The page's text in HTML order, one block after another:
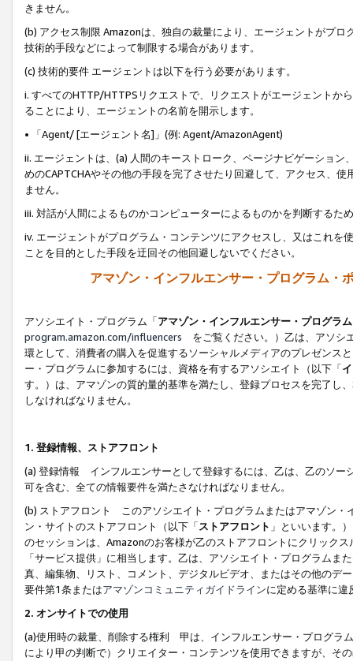
きません。
(b) アクセス制限 Amazonは、独自の裁量により、エージェントがプ
技術的手段などによって制限する場合があります。
(c) 技術的要件 エージェントは以下を行う必要があります。
i. すべてのHTTP/HTTPSリクエストで、リクエストがエージェントか
ることにより、エージェントの名前を開示します。
• 「Agent/ [エージェント名]」(例: Agent/AmazonAgent)
ii. エージェントは、(a) 人間のキーストローク、ページナビゲーショ
めのCAPTCHAやその他の手段を完了させたり回避して、アクセス、
ません。
iii. 対話が人間によるものかコンピューターによるものかを判断するた
iv. エージェントがプログラム・コンテンツにアクセスし、又はこれ
ことを目的とした手段を迂回その他回避しないでください。
アマゾン・インフルエンサー・プログラム・
アソシエイト・プログラム「アマゾン・インフルエンサー・プログラム
program.amazon.com/influencers をご覧ください。）乙は、アソシ
環として、消費者の購入を促進するソーシャルメディアのプレゼンス
ー・プログラムに参加するには、資格を有するアソシエイト（以下「
す。）は、アマゾンの質的量的基準を満たし、登録プロセスを完了し、
しなければなりません。
1. 登録情報、ストアフロント
(a) 登録情報 インフルエンサーとして登録するには、乙は、乙のソー
可を含む、全ての情報要件を満たさなければなりません。
(b) ストアフロント このアソシエイト・プログラムまたはアマゾン・
ン・サイトのストアフロント（以下「ストアフロント 」といいます。
のセッションは、Amazonのお客様が乙のストアフロントにクリック
「サービス提供」に相当します。乙は、アソシエイト・プログラム
真、編集物、リスト、コメント、デジタルビデオ、またはその他のデ
要件第1条またはアマゾンコミュニティガイドラインに定める基準に違
2. オンサイトでの使用
(a)使用時の裁量、削除する権利 甲は、インフルエンサー・プログラ
により甲の判断で）クリエイター・コンテンツを使用できますが、そ